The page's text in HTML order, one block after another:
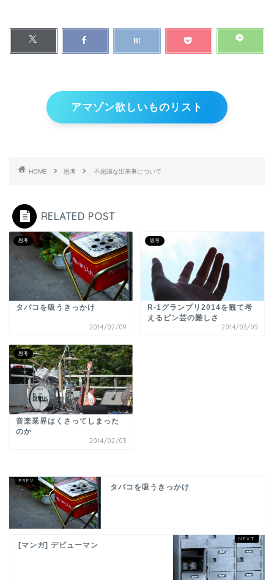
アマゾン欲しいものリスト
HOME 思考 不思議な出来事について
RELATED POST
思考
タバコを吸うきっかけ
2014/02/09
思考
R-1グランプリ2014を観て考
えるピン芸の難しさ
2014/03/05
思考
音楽業界はくさってしまった
のか
2014/02/03
タバコを吸うきっかけ
[マンガ] デビューマン